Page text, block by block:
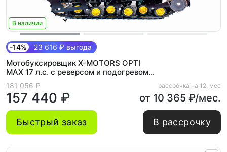
В наличии
-14% 23 616 ₽ выгода
Мотобуксировщик X-MOTORS OPTI
MAX 17 л.с. c реверсом и подогревом
ручек
181 056 ₽
157 440 ₽
рассрочка на 12. мес
от 10 365 ₽/мес.
Быстрый заказ В рассрочку